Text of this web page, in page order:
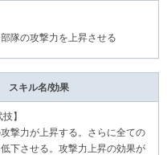
隊の攻撃力を上昇させる
スキル名/効果
】
撃力が上昇する。さらに全ての
下させる。攻撃力上昇の効果が